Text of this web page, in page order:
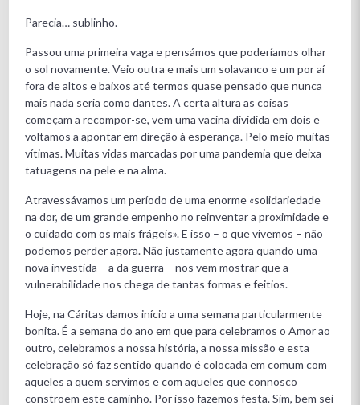
Parecia… sublinho.
Passou uma primeira vaga e pensámos que poderíamos olhar
o sol novamente. Veio outra e mais um solavanco e um por aí
fora de altos e baixos até termos quase pensado que nunca
mais nada seria como dantes. A certa altura as coisas
começam a recompor-se, vem uma vacina dividida em dois e
voltamos a apontar em direção à esperança. Pelo meio muitas
vítimas. Muitas vidas marcadas por uma pandemia que deixa
tatuagens na pele e na alma.
Atravessávamos um período de uma enorme «solidariedade
na dor, de um grande empenho no reinventar a proximidade e
o cuidado com os mais frágeis». E isso – o que vivemos – não
podemos perder agora. Não justamente agora quando uma
nova investida – a da guerra – nos vem mostrar que a
vulnerabilidade nos chega de tantas formas e feitios.
Hoje, na Cáritas damos início a uma semana particularmente
bonita. É a semana do ano em que para celebramos o Amor ao
outro, celebramos a nossa história, a nossa missão e esta
celebração só faz sentido quando é colocada em comum com
aqueles a quem servimos e com aqueles que connosco
constroem este caminho. Por isso fazemos festa. Sim, bem sei